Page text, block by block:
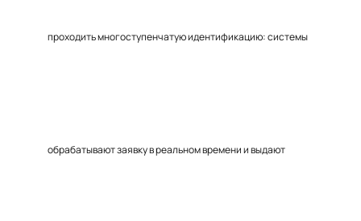
проходить многоступенчатую идентификацию: системы
обрабатывают заявку в реальном времени и выдают